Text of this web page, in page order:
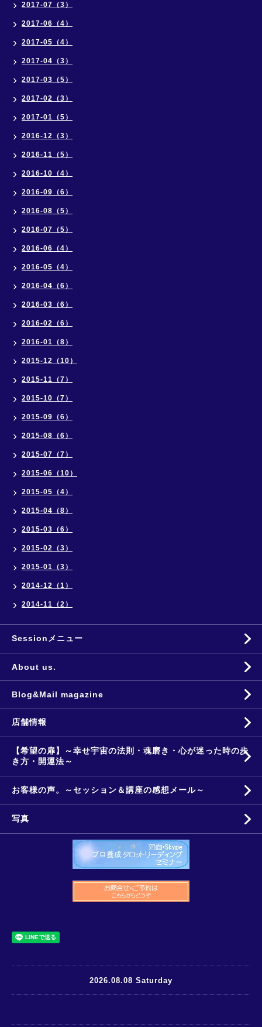
2017-07（3）
2017-06（4）
2017-05（4）
2017-04（3）
2017-03（5）
2017-02（3）
2017-01（5）
2016-12（3）
2016-11（5）
2016-10（4）
2016-09（6）
2016-08（5）
2016-07（5）
2016-06（4）
2016-05（4）
2016-04（6）
2016-03（6）
2016-02（6）
2016-01（8）
2015-12（10）
2015-11（7）
2015-10（7）
2015-09（6）
2015-08（6）
2015-07（7）
2015-06（10）
2015-05（4）
2015-04（8）
2015-03（6）
2015-02（3）
2015-01（3）
2014-12（1）
2014-11（2）
Sessionメニュー
About us.
Blog&Mail magazine
店舗情報
【希望の扉】～幸せ宇宙の法則・魂磨き・心が迷った時の歩
き方・開運法～
お客様の声。～セッション＆講座の感想メール～
写真
2026.08.08 Saturday